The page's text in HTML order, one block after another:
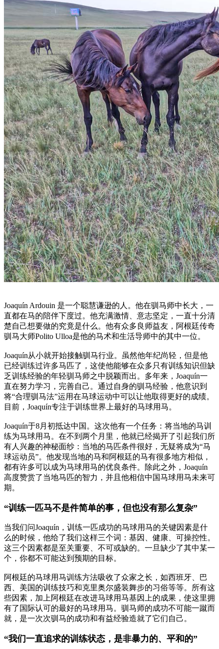
Joaquín Ardouin 是一个聪慧谦逊的人。他在驯马师中长大，一
直都在马的陪伴下度过。他充满激情、意志坚定，一直十分清
楚自己想要做的究竟是什么。他有众多良师益友，阿根廷传奇
驯马大师Polito Ulloa是他的马术和生活导师中的其中一位。
Joaquín从小就开始接触驯马行业。虽然他年纪尚轻，但是他
已经训练过许多马匹了，这使他能够在众多只有训练知识但缺
乏训练经验的年轻驯马师之中脱颖而出。多年来，Joaquín一
直在努力学习，完善自己。通过自身的驯马经验，他意识到
将“合理驯马法”运用在马球运动中可以让他取得更好的成绩。
目前，Joaquín专注于训练世界上最好的马球用马。
Joaquín于8月初抵达中国。这次他有一个任务：将当地的马训
练为马球用马。在不到两个月里，他就已经揭开了引起我们所
有人兴趣的神秘面纱：当地的马匹条件很好，无疑将成为“马
球运动员”。他发现当地的马和阿根廷的马有很多地方相似，
都有许多可以成为马球用马的优良条件。除此之外，Joaquín
高度赞赏了当地马匹的智力，并且他相信中国马球用马未来可
期。
“训练一匹马不是件简单的事，但也没有那么复杂”
当我们问Joaquín，训练一匹成功的马球用马的关键因素是什
么的时候，他给了我们这样三个词：基因、健康、可操控性。
这三个因素都是至关重要、不可或缺的。一旦缺少了其中某一
个，你都不可能达到预期的目标。
阿根廷的马球用马训练方法吸收了众家之长，如西班牙、巴
西、美国的训练技巧和克里奥尔盛装舞步的习俗等等。所有这
些因素，加上阿根廷在改进马球用马基因上的成果，使这里拥
有了国际认可的最好的马球用马。驯马师的成功不可能一蹴而
就，是一次次驯马的成功和有益经验造就了它们自己。
“我们一直追求的训练状态，是非暴力的、平和的”